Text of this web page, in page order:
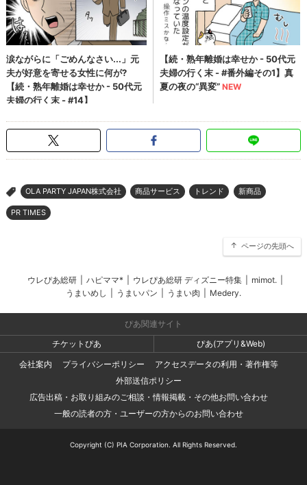
> OLA PARTY JAPAN株式会社 商品サービス トレンド 新商品
PR TIMES
ページの先頭へ
ウレぴあ総研 ハピママ* ウレぴあ総研 ディズニー特集 mimot.
うまいめし
うまいパン うまい肉 Medery.
ぴあ関連サイト
チケットぴあ
ぴあ(アプリ&Web)
会社案内
プライバシーポリシー
アクセスデータの利用・著作権等
外部送信ポリシー
広告出稿・お取り組みのご相談・情報掲載・その他お問い合わせ
一般の読者の方・ユーザーの方からのお問い合わせ
Copyright (C) PIA Corporation. All Rights Reserved.